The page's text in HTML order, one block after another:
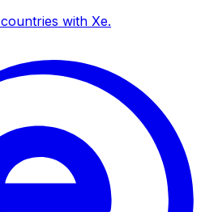
with Xe.